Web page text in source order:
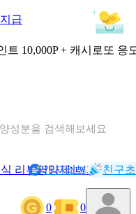
급
트 10,000P + 캐시로또 응
성분을 검색해보세요
리뷰영양제NEW기록
캐시리뷰 친구
0 0